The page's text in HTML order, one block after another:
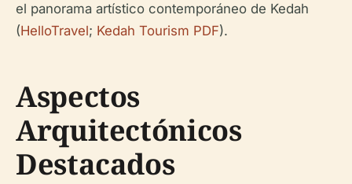
el panorama artístico contemporáneo de Kedah
(HelloTravel; Kedah Tourism PDF).
Aspectos
Arquitectónicos
Destacados